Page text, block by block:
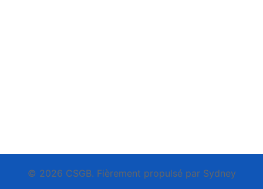
© 2026 CSGB. Fièrement propulsé par Sydney